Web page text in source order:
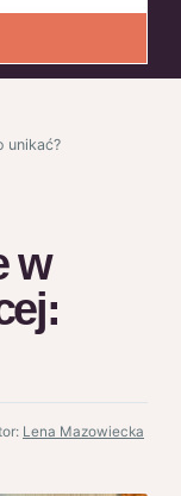
unikać?
w
Lena Mazowiecka